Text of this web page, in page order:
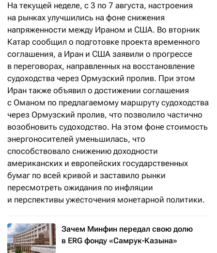
На текущей неделе, с 3 по 7 августа, настроения
на рынках улучшились на фоне снижения
напряженности между Ираном и США. Во вторник
Катар сообщил о подготовке проекта временного
соглашения, а Иран и США заявили о прогрессе
в переговорах, направленных на восстановление
судоходства через Ормузский пролив. При этом
Иран также объявил о достижении соглашения
с Оманом по предлагаемому маршруту судоходства
через Ормузский пролив, что позволило частично
возобновить судоходство. На этом фоне стоимость
энергоносителей уменьшилась, что
способствовало снижению доходности
американских и европейских государственных
бумаг по всей кривой и заставило рынки
пересмотреть ожидания по инфляции
и перспективы ужесточения монетарной политики.
Зачем Минфин передал свою долю
в ERG фонду «Самрук-Казына»